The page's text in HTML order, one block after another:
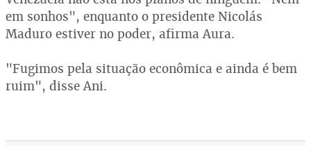
em sonhos", enquanto o presidente Nicolás
Maduro estiver no poder, afirma Aura.
"Fugimos pela situação econômica e ainda é bem
ruim", disse Ani.